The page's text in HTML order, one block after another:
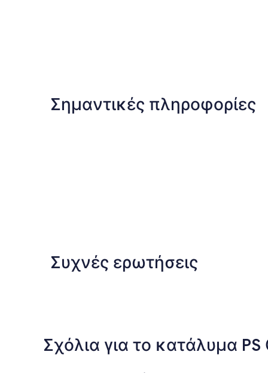
Σημαντικές πληροφορίες
Συχνές ερωτήσεις
Σχόλια για το κατάλυμα